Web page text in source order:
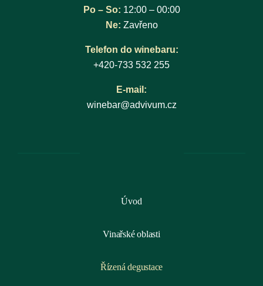
Po – So: 12:00 – 00:00
Ne: Zavřeno
Telefon do winebaru:
+420-733 532 255
E-mail:
winebar@advivum.cz
Úvod
Vinařské oblasti
Řízená degustace